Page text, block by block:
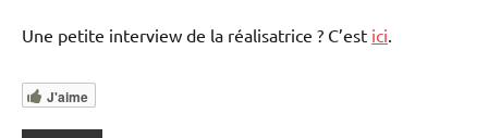
Une petite interview de la réalisatrice ? C’est ici
J'aime